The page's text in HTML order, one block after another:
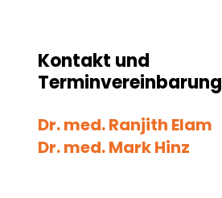
Kontakt und
Terminvereinbarung
Dr. med. Ranjith Elam
Dr. med. Mark Hinz